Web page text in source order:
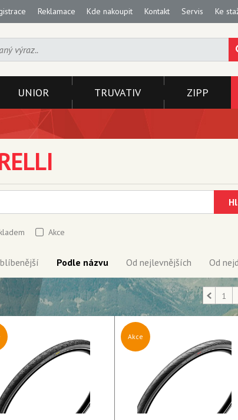
Reklamace Kde nakoupit Kontakt Servis Ke
UNIOR TRUVATIV ZIPP
Akce
Podle názvu Od nejlevnějších Od
1
Akce